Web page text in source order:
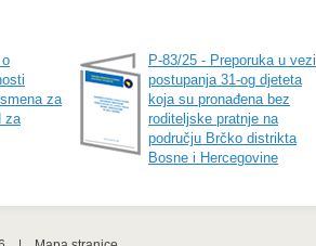
za
za
P-83/25 - Preporuka u vezi
postupanja 31-og djeteta
koja su pronađena bez
roditeljske pratnje na
području Brčko distrikta
Bosne i Hercegovine